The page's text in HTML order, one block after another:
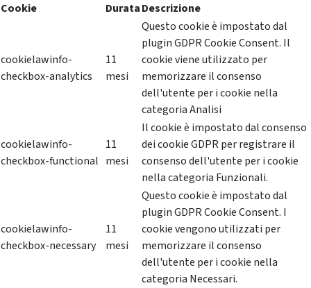
Cookie
DurataDescrizione
cookielawinfo-
checkbox-analytics
11
mesi
Questo cookie è impostato dal
plugin GDPR Cookie Consent. Il
cookie viene utilizzato per
memorizzare il consenso
dell'utente per i cookie nella
categoria Analisi
cookielawinfo-
checkbox-functional
11
mesi
Il cookie è impostato dal consenso
dei cookie GDPR per registrare il
consenso dell'utente per i cookie
nella categoria Funzionali.
cookielawinfo-
checkbox-necessary
11
mesi
Questo cookie è impostato dal
plugin GDPR Cookie Consent. I
cookie vengono utilizzati per
memorizzare il consenso
dell'utente per i cookie nella
categoria Necessari.